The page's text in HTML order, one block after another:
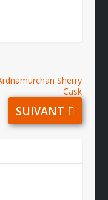
Sherry
Cask
SUIVANT